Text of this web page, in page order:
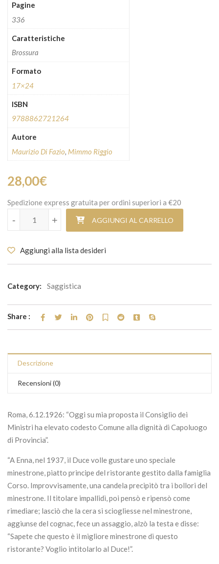
Pagine
336
Caratteristiche
Brossura
Formato
17×24
ISBN
9788862721264
Autore
Maurizio Di Fazio, Mimmo Riggio
28,00€
Spedizione express gratuita per ordini superiori a €20
Enna da provincia a libero consorzio di comuni quantità
+
- AGGIUNGI AL CARRELLO
Aggiungi alla lista desideri
Category: Saggistica
Share :
Descrizione
Recensioni (0)
Roma, 6.12.1926: “Oggi su mia proposta il Consiglio dei
Ministri ha elevato codesto Comune alla dignità di Capoluogo
di Provincia”.
“A Enna, nel 1937, il Duce volle gustare uno speciale
minestrone, piatto principe del ristorante gestito dalla famiglia
Corso. Improvvisamente, una candela precipitò tra i bollori del
minestrone. Il titolare impallidì, poi pensò e ripensò come
rimediare; lasciò che la cera si sciogliesse nel minestrone,
aggiunse del cognac, fece un assaggio, alzò la testa e disse:
“Sapete che questo è il migliore minestrone di questo
ristorante? Voglio intitolarlo al Duce!”.